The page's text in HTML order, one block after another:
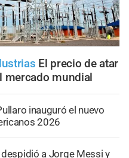
El precio de atar
mercado mundial
inauguró el nuevo
2026
a Jorge Messi y